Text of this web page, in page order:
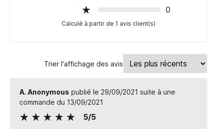
0
Calculé à partir de 1 avis client(s)
Trier l'affichage des avis
A. Anonymous publié le 29/09/2021 suite à une
commande du 13/09/2021
5/5